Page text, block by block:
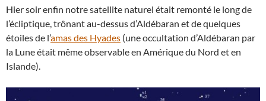
Hier soir enfin notre satellite naturel était remonté le long de
l’écliptique, trônant au-dessus d’Aldébaran et de quelques
étoiles de l’amas des Hyades (une occultation d’Aldébaran par
la Lune était même observable en Amérique du Nord et en
Islande).